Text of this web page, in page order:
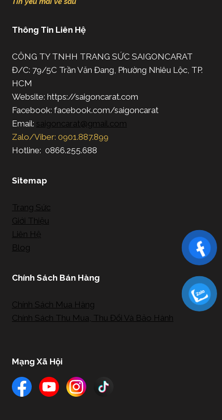
Thông Tin Liên Hệ
CÔNG TY TNHH TRANG SỨC SAIGONCARAT
Đ/C: 79/5C Trần Văn Đang, Phường Nhiêu Lộc, TP.
HCM
Website: https://saigoncarat.com
Facebook: facebook.com/saigoncarat
Email: saigoncarat@gmail.com
Zalo/Viber: 0901.887.899
Hotline: 0866.255.688
Sitemap
Trang Sức
Giới Thiệu
Liên Hệ
Blog
Chính Sách Bán Hàng
Chính Sách Mua Hàng
Chính Sách Thu Mua, Thu Đổi Và Bảo Hành
Mạng Xã Hội